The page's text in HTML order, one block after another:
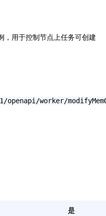
，用于控制节点上任务可创建
worker/
是